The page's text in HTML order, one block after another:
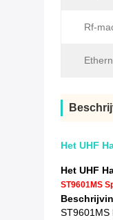
Rf-
Het UHF
Het UHF
ST9601MS
ST9601MS